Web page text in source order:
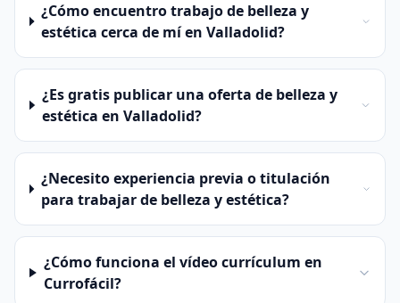
¿Cómo encuentro trabajo de belleza y
estética cerca de mí en Valladolid?
¿Es gratis publicar una oferta de belleza y
estética en Valladolid?
¿Necesito experiencia previa o titulación
para trabajar de belleza y estética?
¿Cómo funciona el vídeo currículum en
Currofácil?